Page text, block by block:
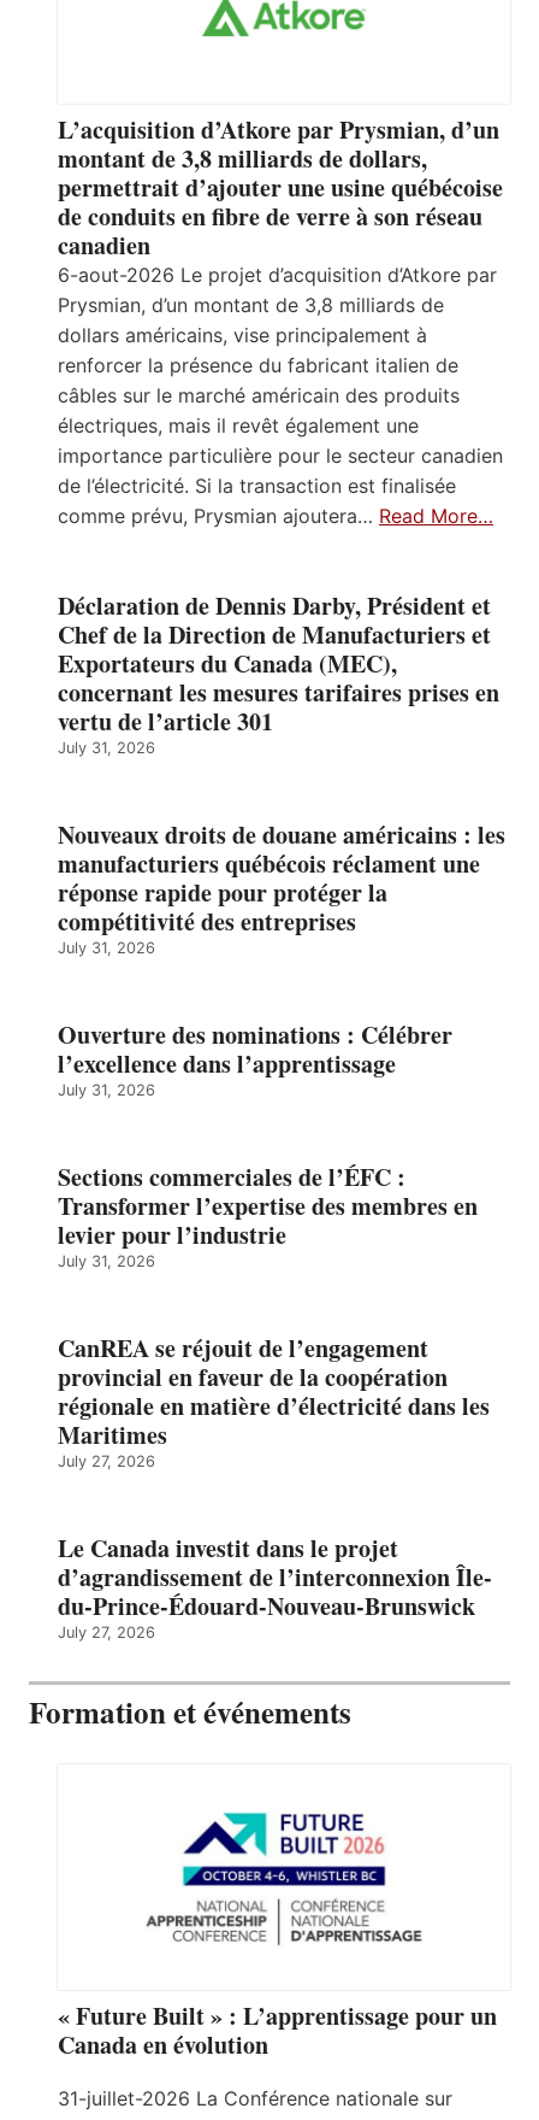
L’acquisition d’Atkore par Prysmian, d’un
montant de 3,8 milliards de dollars,
permettrait d’ajouter une usine québécoise
de conduits en fibre de verre à son réseau
canadien
6-aout-2026 Le projet d’acquisition d’Atkore par
Prysmian, d’un montant de 3,8 milliards de
dollars américains, vise principalement à
renforcer la présence du fabricant italien de
câbles sur le marché américain des produits
électriques, mais il revêt également une
importance particulière pour le secteur canadien
de l’électricité. Si la transaction est finalisée
comme prévu, Prysmian ajoutera… Read More…
Déclaration de Dennis Darby, Président et
Chef de la Direction de Manufacturiers et
Exportateurs du Canada (MEC),
concernant les mesures tarifaires prises en
vertu de l’article 301
July 31, 2026
Nouveaux droits de douane américains : les
manufacturiers québécois réclament une
réponse rapide pour protéger la
compétitivité des entreprises
July 31, 2026
Ouverture des nominations : Célébrer
l’excellence dans l’apprentissage
July 31, 2026
Sections commerciales de l’ÉFC :
Transformer l’expertise des membres en
levier pour l’industrie
July 31, 2026
CanREA se réjouit de l’engagement
provincial en faveur de la coopération
régionale en matière d’électricité dans les
Maritimes
July 27, 2026
Le Canada investit dans le projet
d’agrandissement de l’interconnexion Île-
du-Prince-Édouard-Nouveau-Brunswick
July 27, 2026
Formation et événements
« Future Built » : L’apprentissage pour un
Canada en évolution
31-juillet-2026 La Conférence nationale sur